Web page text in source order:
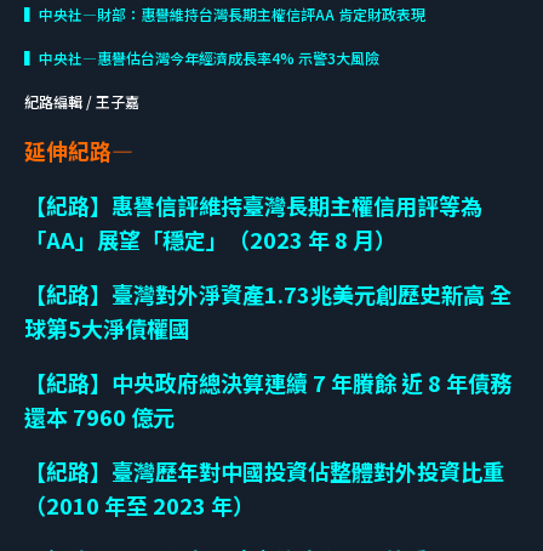
▍中央社—財部：惠譽維持台灣長期主權信評AA 肯定財政表現
▍中央社—惠譽估台灣今年經濟成長率4% 示警3大風險
紀路編輯 / 王子嘉
延伸紀路—
【紀路】惠譽信評維持臺灣長期主權信用評等為
「AA」展望「穩定」（2023 年 8 月）
【紀路】臺灣對外淨資產1.73兆美元創歷史新高 全
球第5大淨債權國
【紀路】中央政府總決算連續 7 年賸餘 近 8 年債務
還本 7960 億元
【紀路】臺灣歷年對中國投資佔整體對外投資比重
（2010 年至 2023 年）